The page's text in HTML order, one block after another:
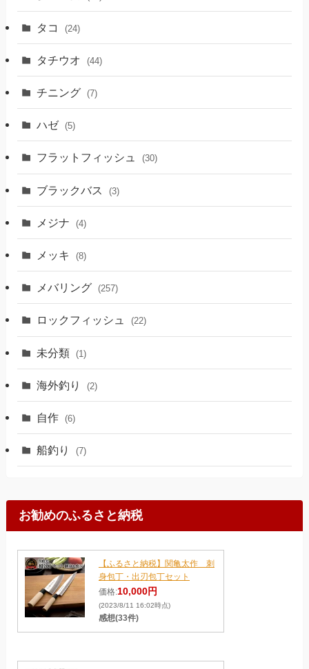
タコ (24)
タチウオ (44)
チニング (7)
ハゼ (5)
フラットフィッシュ (30)
ブラックバス (3)
メジナ (4)
メッキ (8)
メバリング (257)
ロックフィッシュ (22)
未分類 (1)
海外釣り (2)
自作 (6)
船釣り (7)
お勧めのふるさと納税
【ふるさと納税】関亀太作 刺
身包丁・出刃包丁セット
価格:10,000円
(2023/8/11 16:02時点)
感想(33件)